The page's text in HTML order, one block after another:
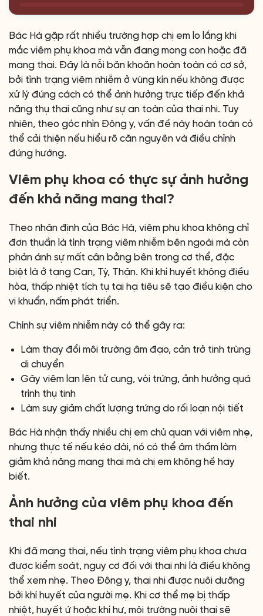
Bác Hà gặp rất nhiều trường hợp chị em lo lắng khi
mắc viêm phụ khoa mà vẫn đang mong con hoặc đã
mang thai. Đây là nỗi băn khoăn hoàn toàn có cơ sở,
bởi tình trạng viêm nhiễm ở vùng kín nếu không được
xử lý đúng cách có thể ảnh hưởng trực tiếp đến khả
năng thụ thai cũng như sự an toàn của thai nhi. Tuy
nhiên, theo góc nhìn Đông y, vấn đề này hoàn toàn có
thể cải thiện nếu hiểu rõ căn nguyên và điều chỉnh
đúng hướng.
Viêm phụ khoa có thực sự ảnh hưởng
đến khả năng mang thai?
Theo nhận định của Bác Hà, viêm phụ khoa không chỉ
đơn thuần là tình trạng viêm nhiễm bên ngoài mà còn
phản ánh sự mất cân bằng bên trong cơ thể, đặc
biệt là ở tạng Can, Tỳ, Thận. Khi khí huyết không điều
hòa, thấp nhiệt tích tụ tại hạ tiêu sẽ tạo điều kiện cho
vi khuẩn, nấm phát triển.
Chính sự viêm nhiễm này có thể gây ra:
Làm thay đổi môi trường âm đạo, cản trở tinh trùng
di chuyển
Gây viêm lan lên tử cung, vòi trứng, ảnh hưởng quá
trình thụ tinh
Làm suy giảm chất lượng trứng do rối loạn nội tiết
Bác Hà nhận thấy nhiều chị em chủ quan với viêm nhẹ,
nhưng thực tế nếu kéo dài, nó có thể âm thầm làm
giảm khả năng mang thai mà chị em không hề hay
biết.
Ảnh hưởng của viêm phụ khoa đến
thai nhi
Khi đã mang thai, nếu tình trạng viêm phụ khoa chưa
được kiểm soát, nguy cơ đối với thai nhi là điều không
thể xem nhẹ. Theo Đông y, thai nhi được nuôi dưỡng
bởi khí huyết của người mẹ. Khi cơ thể mẹ bị thấp
nhiệt, huyết ứ hoặc khí hư, môi trường nuôi thai sẽ